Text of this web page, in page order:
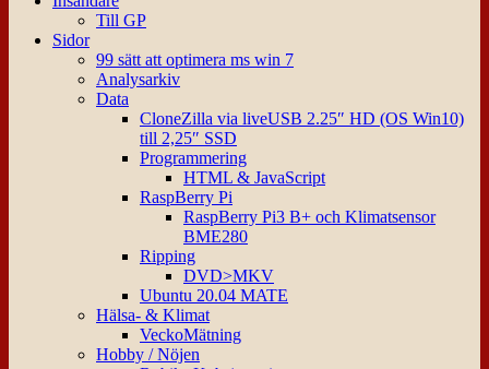
Till GP
Sidor
99 sätt att optimera ms win 7
Analysarkiv
Data
CloneZilla via liveUSB 2.25″ HD (OS Win10)
till 2,25″ SSD
Programmering
HTML & JavaScript
RaspBerry Pi
RaspBerry Pi3 B+ och Klimatsensor
BME280
Ripping
DVD>MKV
Ubuntu 20.04 MATE
Hälsa- & Klimat
VeckoMätning
Hobby / Nöjen